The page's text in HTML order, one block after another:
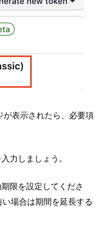
表示されたら、必要項
力しましょう。
限を設定してくださ
場合は期間を延長する